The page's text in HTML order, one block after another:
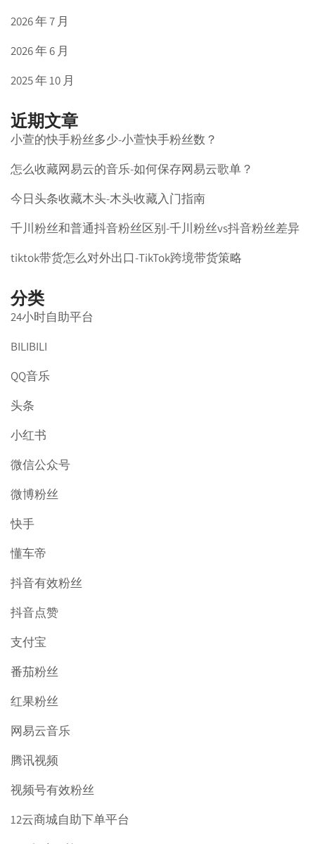
2026 年 7 月
2026 年 6 月
2025 年 10 月
近期文章
小萱的快手粉丝多少-小萱快手粉丝数？
怎么收藏网易云的音乐-如何保存网易云歌单？
今日头条收藏木头-木头收藏入门指南
千川粉丝和普通抖音粉丝区别-千川粉丝vs抖音粉丝差异
tiktok带货怎么对外出口-TikTok跨境带货策略
分类
24小时自助平台
BILIBILI
QQ音乐
头条
小红书
微信公众号
微博粉丝
快手
懂车帝
抖音有效粉丝
抖音点赞
支付宝
番茄粉丝
红果粉丝
网易云音乐
腾讯视频
视频号有效粉丝
12云商城自助下单平台